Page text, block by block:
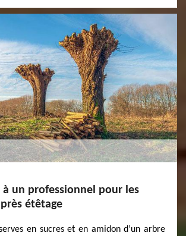
à un professionnel pour les
étêtage
en sucres et en amidon d’un arbre